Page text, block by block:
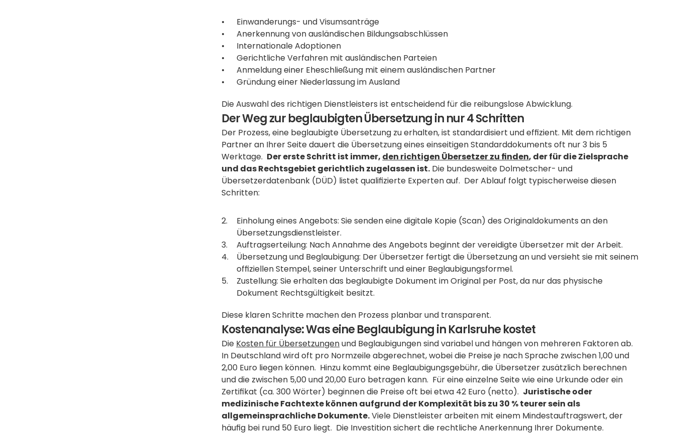
Einwanderungs- und Visumsanträge
Anerkennung von ausländischen Bildungsabschlüssen
Internationale Adoptionen
Gerichtliche Verfahren mit ausländischen Parteien
Anmeldung einer Eheschließung mit einem ausländischen Partner
Gründung einer Niederlassung im Ausland
Die Auswahl des richtigen Dienstleisters ist entscheidend für die reibungslose Abwicklung.
Der Weg zur beglaubigten Übersetzung in nur 4 Schritten
Der Prozess, eine beglaubigte Übersetzung zu erhalten, ist standardisiert und effizient. Mit dem richtigen
Partner an Ihrer Seite dauert die Übersetzung eines einseitigen Standarddokuments oft nur 3 bis 5
Werktage. Der erste Schritt ist immer, den richtigen Übersetzer zu finden, der für die Zielsprache
und das Rechtsgebiet gerichtlich zugelassen ist. Die bundesweite Dolmetscher- und
Übersetzerdatenbank (DÜD) listet qualifizierte Experten auf.  Der Ablauf folgt typischerweise diesen
Schritten:
Einholung eines Angebots: Sie senden eine digitale Kopie (Scan) des Originaldokuments an den
Übersetzungsdienstleister.
Auftragserteilung: Nach Annahme des Angebots beginnt der vereidigte Übersetzer mit der Arbeit.
Übersetzung und Beglaubigung: Der Übersetzer fertigt die Übersetzung an und versieht sie mit seinem
offiziellen Stempel, seiner Unterschrift und einer Beglaubigungsformel.
Zustellung: Sie erhalten das beglaubigte Dokument im Original per Post, da nur das physische
Dokument Rechtsgültigkeit besitzt.
Diese klaren Schritte machen den Prozess planbar und transparent.
Kostenanalyse: Was eine Beglaubigung in Karlsruhe kostet
Die Kosten für Übersetzungen und Beglaubigungen sind variabel und hängen von mehreren Faktoren ab.
In Deutschland wird oft pro Normzeile abgerechnet, wobei die Preise je nach Sprache zwischen 1,00 und
2,00 Euro liegen können.  Hinzu kommt eine Beglaubigungsgebühr, die Übersetzer zusätzlich berechnen
und die zwischen 5,00 und 20,00 Euro betragen kann.  Für eine einzelne Seite wie eine Urkunde oder ein
Zertifikat (ca. 300 Wörter) beginnen die Preise oft bei etwa 42 Euro (netto). Juristische oder
medizinische Fachtexte können aufgrund der Komplexität bis zu 30 % teurer sein als
allgemeinsprachliche Dokumente. Viele Dienstleister arbeiten mit einem Mindestauftragswert, der
häufig bei rund 50 Euro liegt.  Die Investition sichert die rechtliche Anerkennung Ihrer Dokumente.